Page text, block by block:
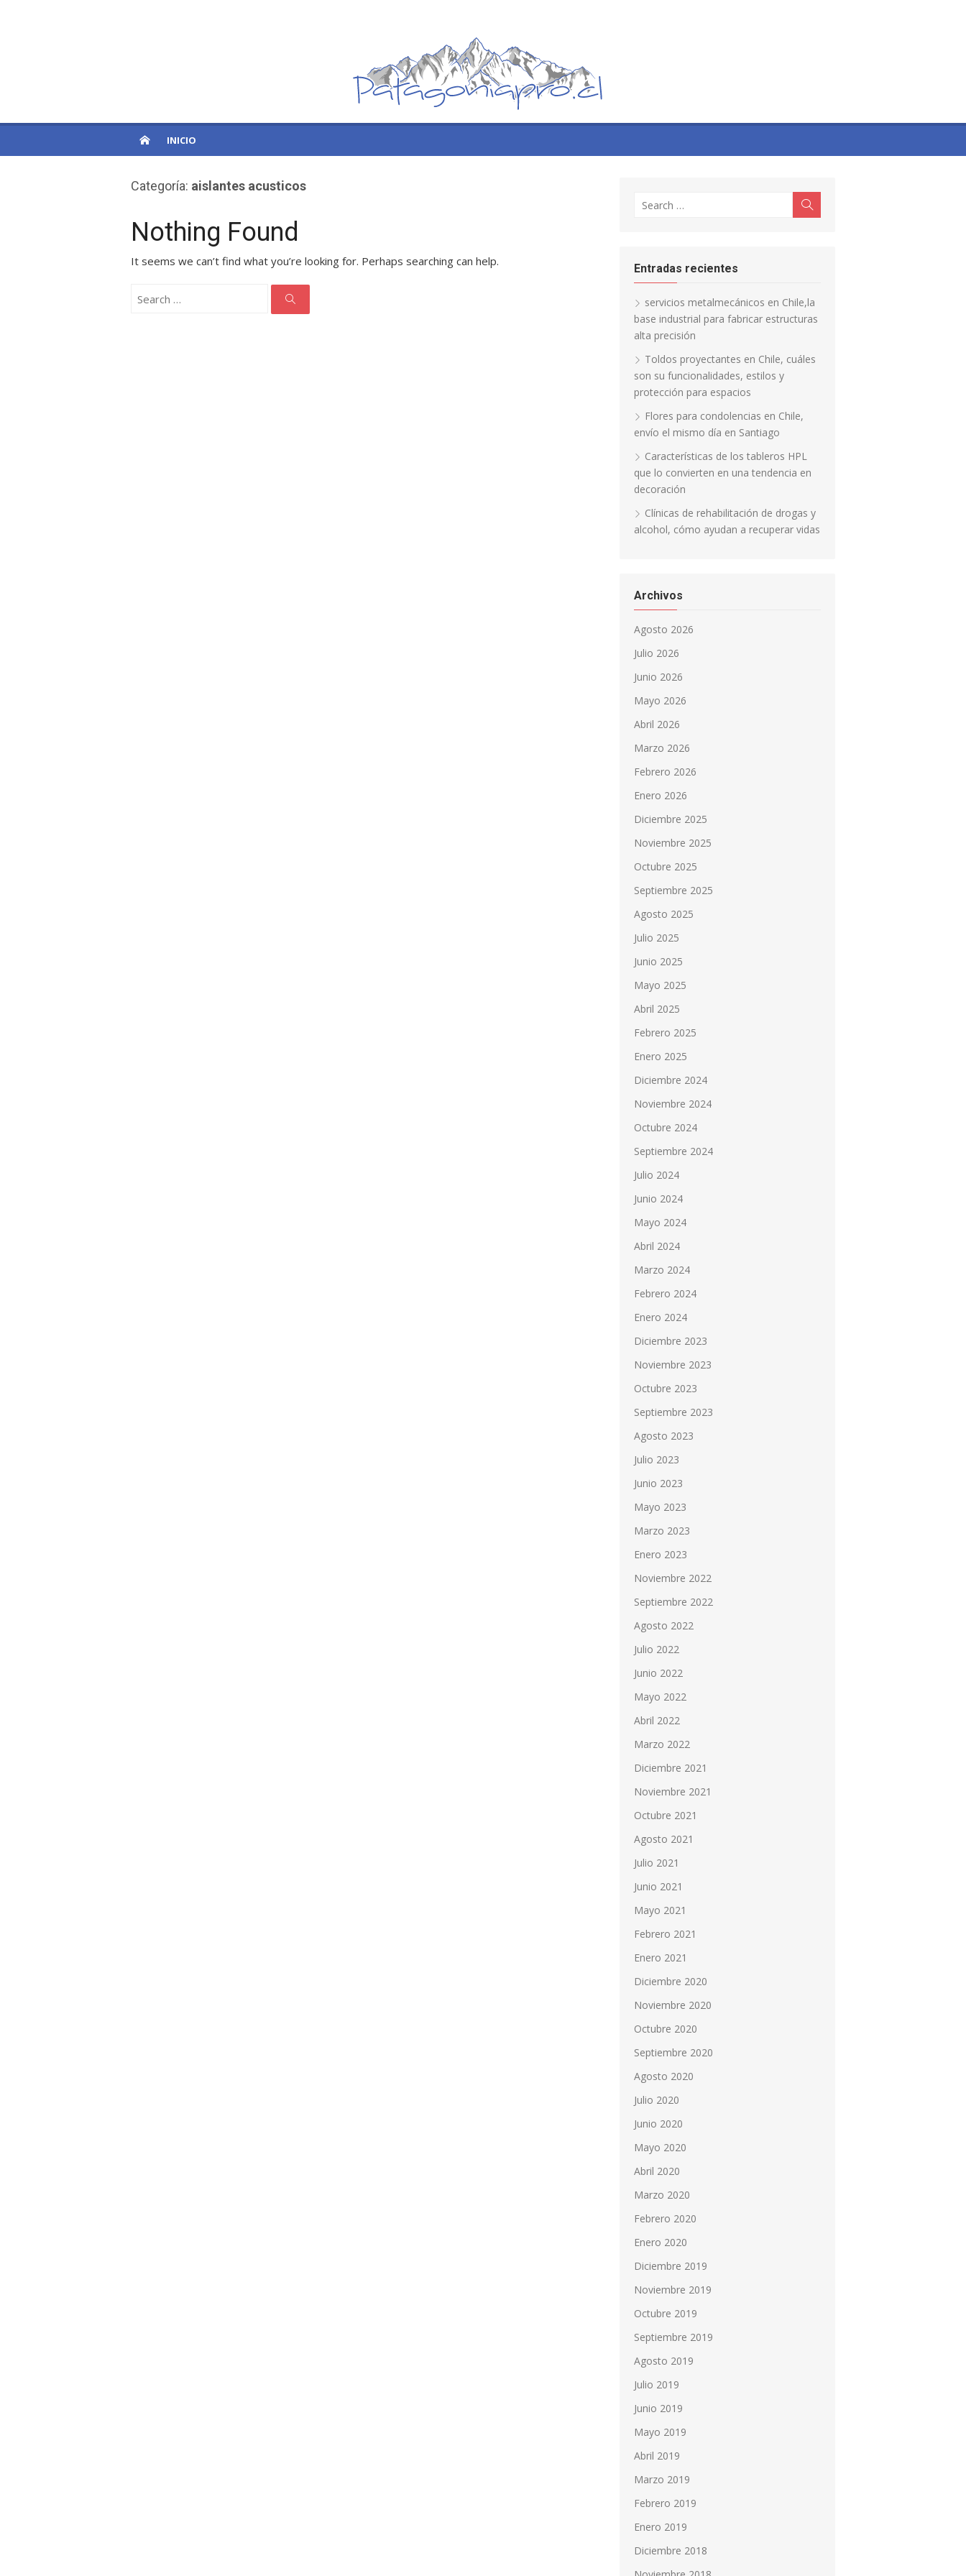
INICIO
Categoría: aislantes acusticos
Nothing Found
It seems we can’t find what you’re looking for. Perhaps searching can help.
for:
Search
for:
Entradas recientes
servicios metalmecánicos en Chile,la
base industrial para fabricar estructuras
alta precisión
Toldos proyectantes en Chile, cuáles
son su funcionalidades, estilos y
protección para espacios
Flores para condolencias en Chile,
envío el mismo día en Santiago
Características de los tableros HPL
que lo convierten en una tendencia en
decoración
Clínicas de rehabilitación de drogas y
alcohol, cómo ayudan a recuperar vidas
Archivos
Agosto 2026
Julio 2026
Junio 2026
Mayo 2026
Abril 2026
Marzo 2026
Febrero 2026
Enero 2026
Diciembre 2025
Noviembre 2025
Octubre 2025
Septiembre 2025
Agosto 2025
Julio 2025
Junio 2025
Mayo 2025
Abril 2025
Febrero 2025
Enero 2025
Diciembre 2024
Noviembre 2024
Octubre 2024
Septiembre 2024
Julio 2024
Junio 2024
Mayo 2024
Abril 2024
Marzo 2024
Febrero 2024
Enero 2024
Diciembre 2023
Noviembre 2023
Octubre 2023
Septiembre 2023
Agosto 2023
Julio 2023
Junio 2023
Mayo 2023
Marzo 2023
Enero 2023
Noviembre 2022
Septiembre 2022
Agosto 2022
Julio 2022
Junio 2022
Mayo 2022
Abril 2022
Marzo 2022
Diciembre 2021
Noviembre 2021
Octubre 2021
Agosto 2021
Julio 2021
Junio 2021
Mayo 2021
Febrero 2021
Enero 2021
Diciembre 2020
Noviembre 2020
Octubre 2020
Septiembre 2020
Agosto 2020
Julio 2020
Junio 2020
Mayo 2020
Abril 2020
Marzo 2020
Febrero 2020
Enero 2020
Diciembre 2019
Noviembre 2019
Octubre 2019
Septiembre 2019
Agosto 2019
Julio 2019
Junio 2019
Mayo 2019
Abril 2019
Marzo 2019
Febrero 2019
Enero 2019
Diciembre 2018